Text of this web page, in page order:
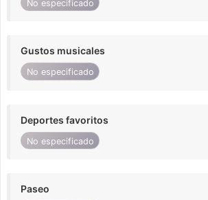
No especificado
Gustos musicales
No especificado
Deportes favoritos
No especificado
Paseo